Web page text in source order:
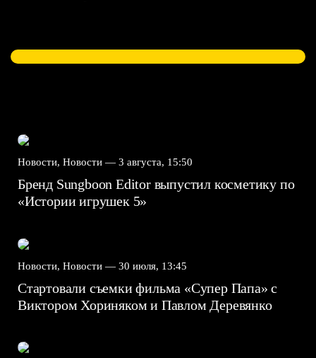
Новости, Новости — 3 августа, 15:50
Бренд Sungboon Editor выпустил косметику по
«Истории игрушек 5»
Новости, Новости — 30 июля, 13:45
Стартовали съемки фильма «Супер Папа» с
Виктором Хориняком и Павлом Деревянко